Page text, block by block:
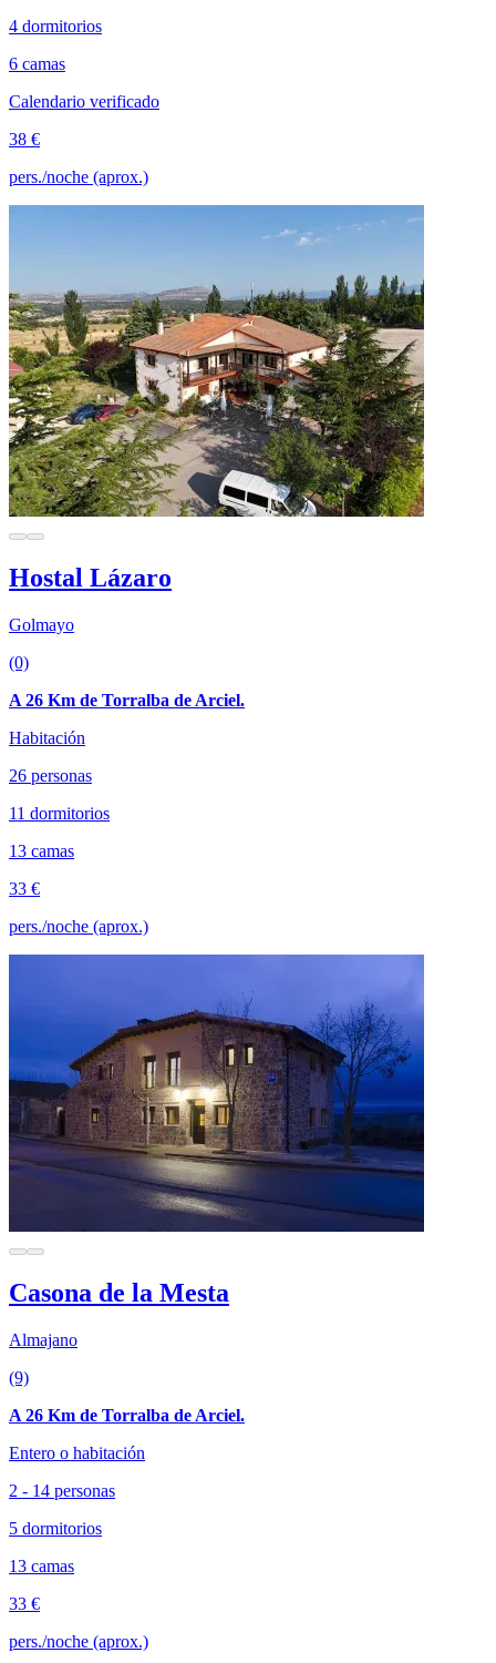
4 dormitorios
6 camas
Calendario verificado
38 €
pers./noche (aprox.)
Hostal Lázaro
Golmayo
(0)
A 26 Km de Torralba de Arciel.
Habitación
26 personas
11 dormitorios
13 camas
33 €
pers./noche (aprox.)
Casona de la Mesta
Almajano
(9)
A 26 Km de Torralba de Arciel.
Entero o habitación
2 - 14 personas
5 dormitorios
13 camas
33 €
pers./noche (aprox.)